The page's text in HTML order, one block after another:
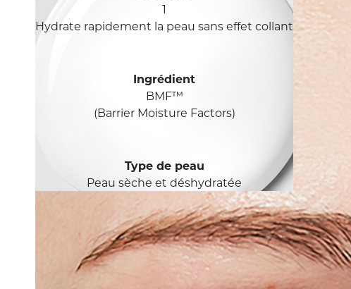
1
Hydrate rapidement la peau sans effet collant
Ingrédient
BMF™
(Barrier Moisture Factors)
Type de peau
Peau sèche et déshydratée